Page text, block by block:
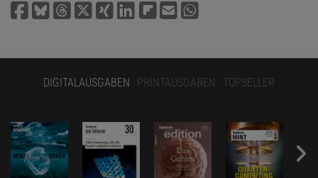
DIGITALAUSGABEN PRINTAUSGABEN TOPSELLER